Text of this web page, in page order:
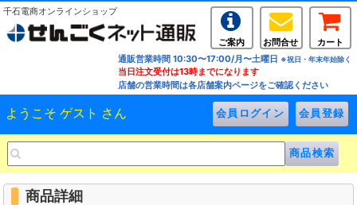
千石電商オンラインショップ
ご案内 お問合せ
カート
通販営業時間 10:30〜17:00/月〜土曜日 ※祝日・年末年始除く
当日注文受付は13時までになります
店舗の営業時間は各店舗案内ページをご確認ください
ようこそ ゲスト さん
商品詳細